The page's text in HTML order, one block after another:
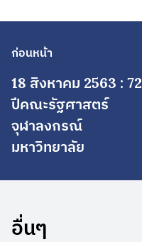
ก่อนหน้า
18 สิงหาคม 2563 : 72
ปีคณะรัฐศาสตร์
จุฬาลงกรณ์
มหาวิทยาลัย
อื่นๆ